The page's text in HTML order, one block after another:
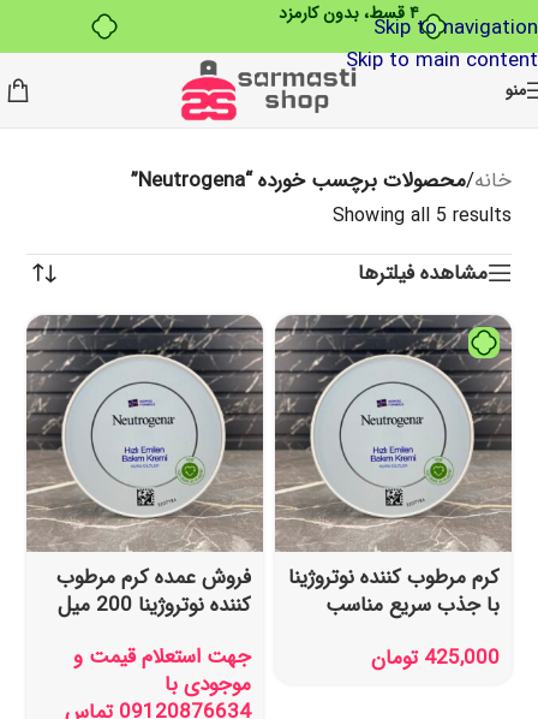
Skip to navigation
Skip to main content
منو
خانه/محصولات برچسب خورده “Neutrogena”
Showing all 5 results
مشاهده فیلترها
کرم مرطوب کننده نوتروژینا
با جذب سریع مناسب
425,000 تومان
فروش عمده کرم مرطوب
کننده نوتروژینا 200 میل
جهت استعلام قیمت و
موجودی با
09120876634 تماس